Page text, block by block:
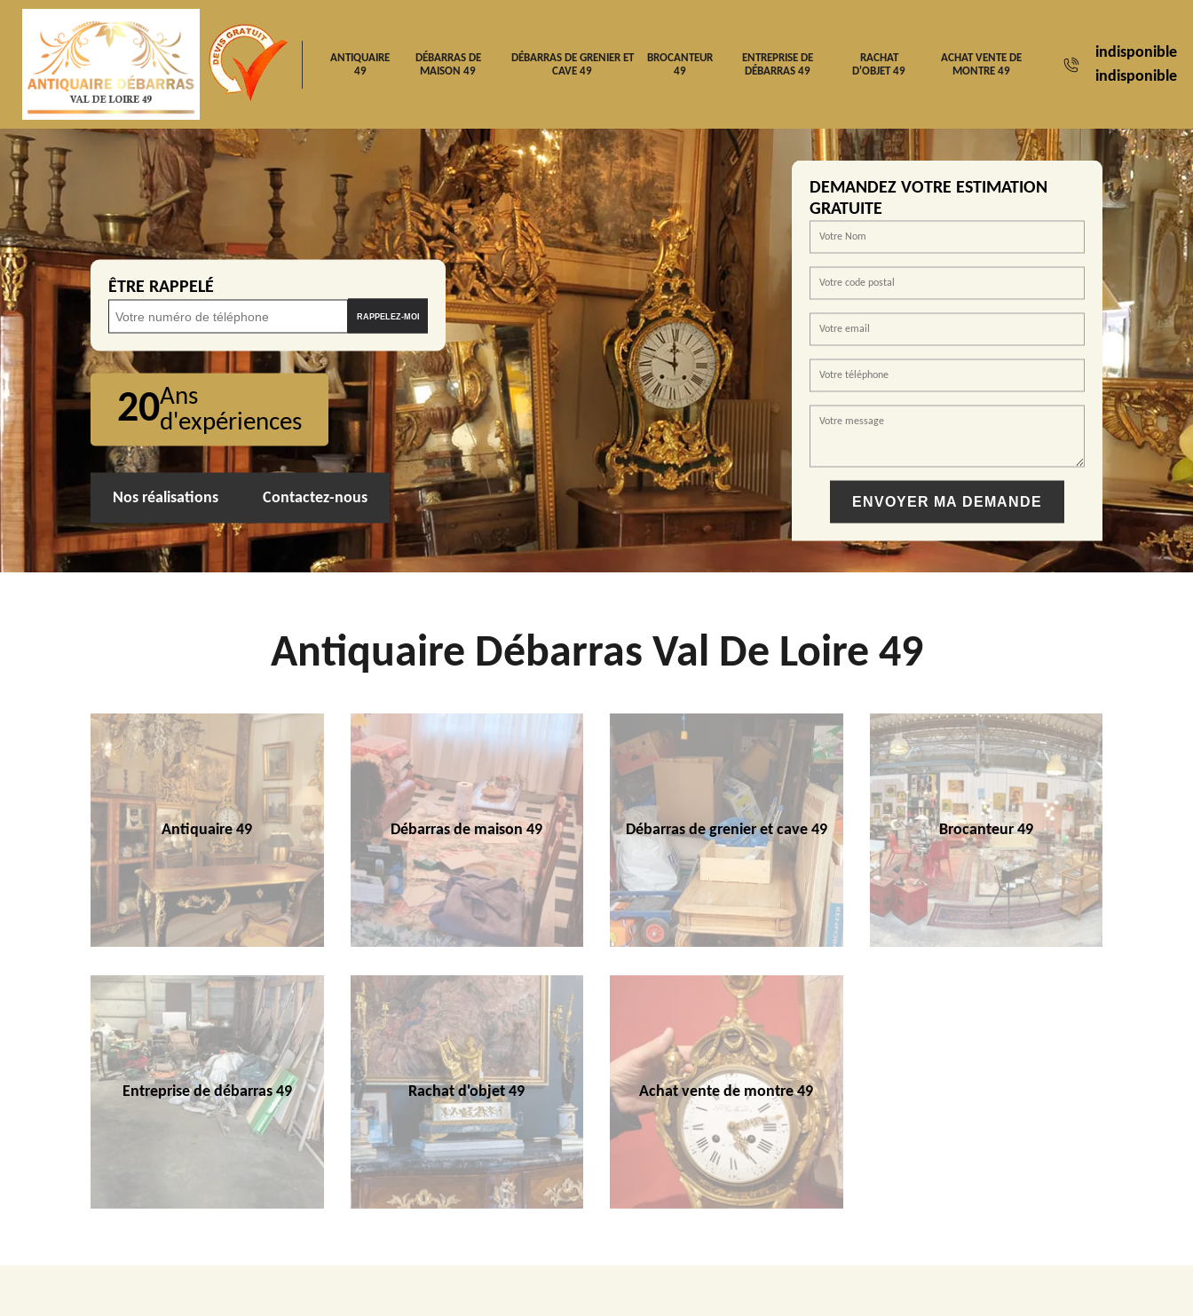
ANTIQUAIRE
49
DÉBARRAS DE
MAISON 49
DÉBARRAS DE GRENIER ET
CAVE 49
BROCANTEUR
49
ENTREPRISE DE
DÉBARRAS 49
RACHAT
D'OBJET 49
ACHAT VENTE DE
MONTRE 49
indisponible
indisponible
ÊTRE RAPPELÉ
20Ans
d'expériences
Nos réalisations Contactez-nous
DEMANDEZ VOTRE ESTIMATION
GRATUITE
Antiquaire Débarras Val De Loire 49
Antiquaire 49 Débarras de maison 49 Débarras de grenier et cave 49 Brocanteur 49
Entreprise de débarras 49 Rachat d'objet 49 Achat vente de montre 49